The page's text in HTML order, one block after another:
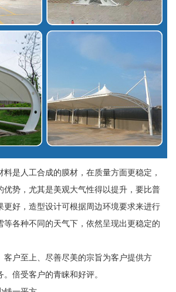
是人工合成的膜材，在质量方面更稳定，
优势，尤其是美观大气性得以提升，要比普
更好，造型设计可根据周边环境要求来进行
等各种不同的天气下，依然呈现出更稳定的
客户至上、尽善尽美的宗旨为客户提供方
倍受客户的青睐和好评。